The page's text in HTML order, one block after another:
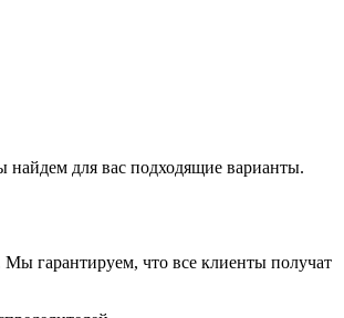
найдем для вас подходящие варианты.
гарантируем, что все клиенты получат